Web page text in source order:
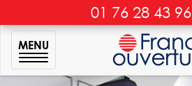
01 76 28 43 96
MENU